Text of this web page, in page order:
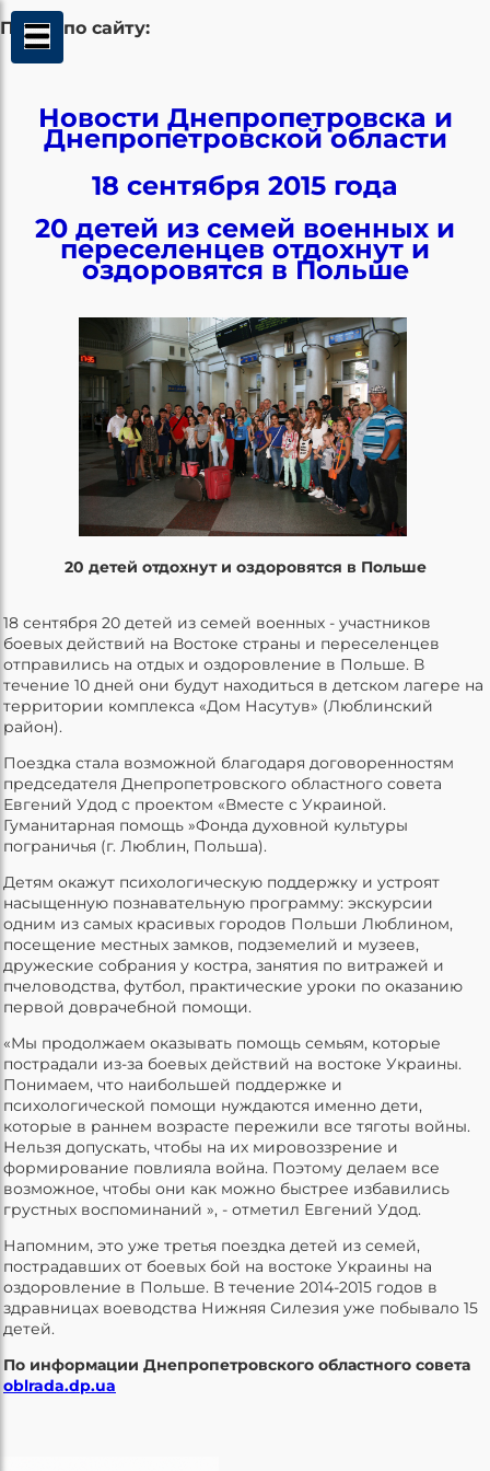
Поиск по сайту:
Новости Днепропетровска и
Днепропетровской области
18 сентября 2015 года
20 детей из семей военных и
переселенцев отдохнут и
оздоровятся в Польше
20 детей отдохнут и оздоровятся в Польше
18 сентября 20 детей из семей военных - участников
боевых действий на Востоке страны и переселенцев
отправились на отдых и оздоровление в Польше. В
течение 10 дней они будут находиться в детском лагере на
территории комплекса «Дом Насутув» (Люблинский
район).
Поездка стала возможной благодаря договоренностям
председателя Днепропетровского областного совета
Евгений Удод с проектом «Вместе с Украиной.
Гуманитарная помощь »Фонда духовной культуры
пограничья (г. Люблин, Польша).
Детям окажут психологическую поддержку и устроят
насыщенную познавательную программу: экскурсии
одним из самых красивых городов Польши Люблином,
посещение местных замков, подземелий и музеев,
дружеские собрания у костра, занятия по витражей и
пчеловодства, футбол, практические уроки по оказанию
первой доврачебной помощи.
«Мы продолжаем оказывать помощь семьям, которые
пострадали из-за боевых действий на востоке Украины.
Понимаем, что наибольшей поддержке и
психологической помощи нуждаются именно дети,
которые в раннем возрасте пережили все тяготы войны.
Нельзя допускать, чтобы на их мировоззрение и
формирование повлияла война. Поэтому делаем все
возможное, чтобы они как можно быстрее избавились
грустных воспоминаний », - отметил Евгений Удод.
Напомним, это уже третья поездка детей из семей,
пострадавших от боевых бой на востоке Украины на
оздоровление в Польше. В течение 2014-2015 годов в
здравницах воеводства Нижняя Силезия уже побывало 15
детей.
По информации Днепропетровского областного совета
oblrada.dp.ua